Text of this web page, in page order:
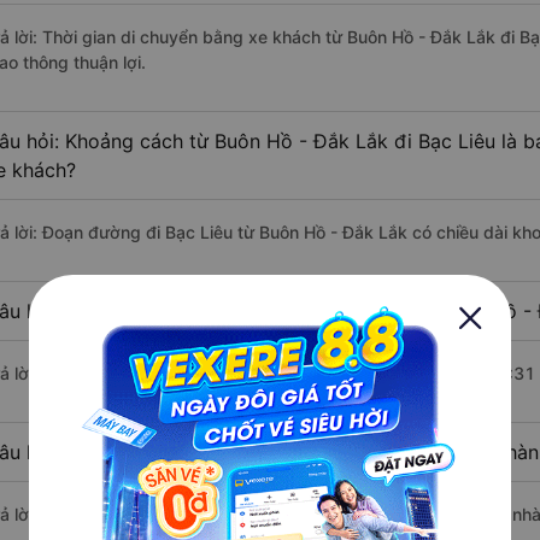
lời: Thời gian di chuyển bằng xe khách từ Buôn Hồ - Đắk Lắk đi
thông thuận lợi.
hỏi: Khoảng cách từ Buôn Hồ - Đắk Lắk đi Bạc Liêu là
khách?
lời: Đoạn đường đi Bạc Liêu từ Buôn Hồ - Đắk Lắk có chiều dài
hỏi: Mỗi ngày có bao nhiêu chuyến xe khách Buôn Hồ
lời: Trung bình mỗi ngày có khoảng 2 chuyến xe bắt đầu từ
hỏi: Nhà xe đi Buôn Hồ - Đắk Lắk Bạc Liêu nào khởi
lời: Chuyến xe có giờ xuất phát sớm nhất vào lúc 14:31 là của